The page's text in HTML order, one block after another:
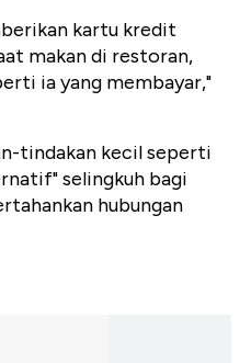
kartu kredit
makan di restoran,
ia yang membayar,"
tindakan kecil seperti
selingkuh bagi
hubungan